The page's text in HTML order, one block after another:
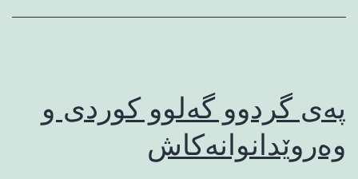
په‌ی گردوو گه‌لوو کوردی و
وه‌روێدانوانه‌کاش